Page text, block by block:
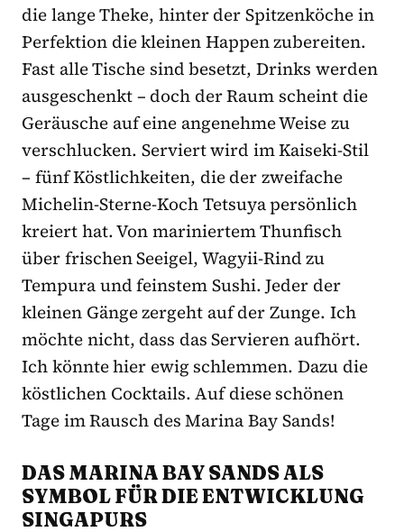
die lange Theke, hinter der Spitzenköche in
Perfektion die kleinen Happen zubereiten.
Fast alle Tische sind besetzt, Drinks werden
ausgeschenkt – doch der Raum scheint die
Geräusche auf eine angenehme Weise zu
verschlucken. Serviert wird im Kaiseki-Stil
– fünf Köstlichkeiten, die der zweifache
Michelin-Sterne-Koch Tetsuya persönlich
kreiert hat. Von mariniertem Thunfisch
über frischen Seeigel, Wagyii-Rind zu
Tempura und feinstem Sushi. Jeder der
kleinen Gänge zergeht auf der Zunge. Ich
möchte nicht, dass das Servieren aufhört.
Ich könnte hier ewig schlemmen. Dazu die
köstlichen Cocktails. Auf diese schönen
Tage im Rausch des Marina Bay Sands!
DAS MARINA BAY SANDS ALS
SYMBOL FÜR DIE ENTWICKLUNG
SINGAPURS